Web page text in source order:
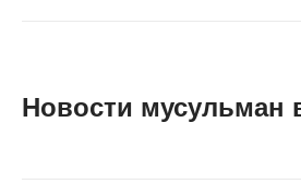
Новости мусульман